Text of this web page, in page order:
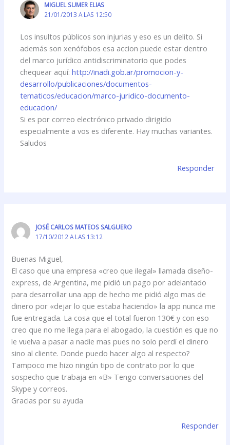
MIGUEL SUMER ELIAS
21/01/2013 A LAS 12:50
Los insultos públicos son injurias y eso es un delito. Si
además son xenófobos esa accion puede estar dentro
del marco jurídico antidiscriminatorio que podes
chequear aquí:http://inadi.gob.ar/promocion-y-
desarrollo/publicaciones/documentos-
tematicos/educacion/marco-juridico-documento-
educacion/
Si es por correo electrónico privado dirigido
especialmente a vos es diferente. Hay muchas variantes.
Saludos
Responder
JOSÉ CARLOS MATEOS SALGUERO
17/10/2012 A LAS 13:12
Buenas Miguel,
El caso que una empresa «creo que ilegal» llamada diseño-
express, de Argentina, me pidió un pago por adelantado
para desarrollar una app de hecho me pidió algo mas de
dinero por «dejar lo que estaba haciendo» la app nunca me
fue entregada. La cosa que el total fueron 130€ y con eso
creo que no me llega para el abogado, la cuestión es que no
le vuelva a pasar a nadie mas pues no solo perdí el dinero
sino al cliente. Donde puedo hacer algo al respecto?
Tampoco me hizo ningún tipo de contrato por lo que
sospecho que trabaja en «B» Tengo conversaciones del
Skype y correos.
Gracias por su ayuda
Responder